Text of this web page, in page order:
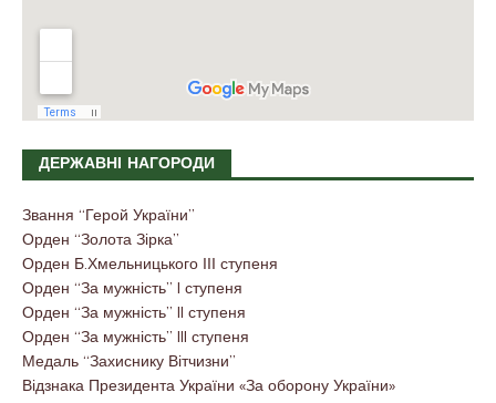
ДЕРЖАВНІ НАГОРОДИ
Звання “Герой України”
Орден “Золота Зірка”
Орден Б.Хмельницького ІІІ ступеня
Орден “За мужність” I ступеня
Орден “За мужність” II ступеня
Орден “За мужність” III ступеня
Медаль “Захиснику Вітчизни”
Відзнака Президента України «За оборону України»